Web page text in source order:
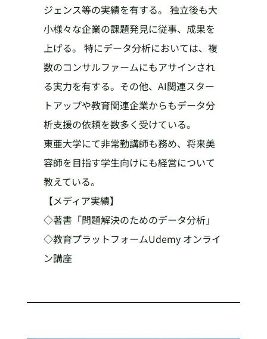
ジェンス等の実績を有する。 独立後も大
小様々な企業の課題発見に従事、成果を
上げる。 特にデータ分析においては、複
数のコンサルファームにもアサインされ
る実力を有する。その他、AI関連スター
トアップや教育関連企業からもデータ分
析支援の依頼を数多く受けている。
東亜大学にて非常勤講師も務め、将来美
容師を目指す学生向けにも経営について
教えている。
【メディア実績】
◇著書「問題解決のためのデータ分析」
◇教育プラットフォームUdemy オンライ
ン講座